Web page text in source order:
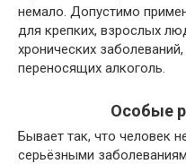
немало. Допустимо
для крепких, взрослых
хронических
переносящих алкоголь.
Особые
Бывает так, что человек
серьёзными